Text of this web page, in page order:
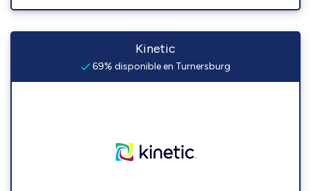
Kinetic
69% disponible en Turnersburg